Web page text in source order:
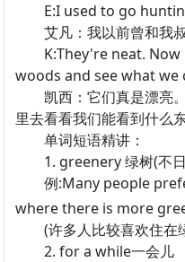
E:I used to go
艾凡：我以前曾和我叔
K:They're neat. Now
woods and see what we
凯西：它们真是漂亮。
里去看看我们能看到什么
单词短语精讲：
1. greenery 绿树(不
例:Many people
where there is more
(许多人比较喜欢住在
2. for a while一会儿